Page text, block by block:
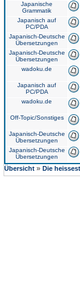
Japanische
Grammatik
Japanisch auf
PC/PDA
Japanisch-Deutsche
Übersetzungen
Japanisch-Deutsche
Übersetzungen
wadoku.de
Japanisch auf
PC/PDA
wadoku.de
Off-Topic/Sonstiges
Japanisch-Deutsche
Übersetzungen
Japanisch-Deutsche
Übersetzungen
Übersicht » Die